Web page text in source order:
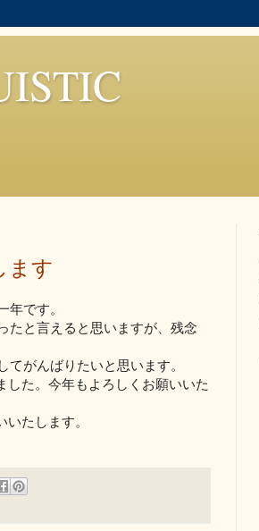
ます
です。
たと言えると思いますが、残念
がんばりたいと思います。
た。今年もよろしくお願いいた
たします。